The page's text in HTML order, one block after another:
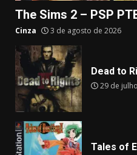
The Sims 2 – PSP
Cinza 3 de agosto de 2026
Dead to
29 de
Tales of